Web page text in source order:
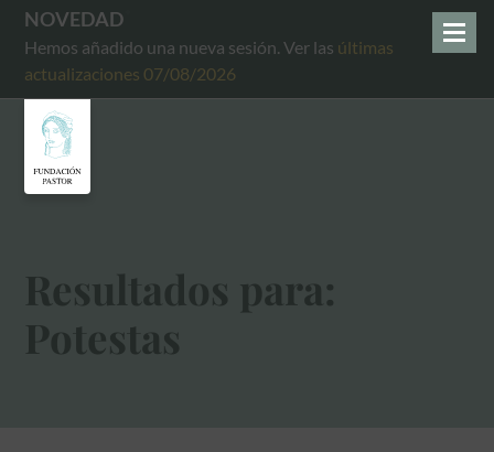
NOVEDAD
Hemos añadido una nueva sesión. Ver las últimas
actualizaciones 07/08/2026
Resultados para:
Potestas